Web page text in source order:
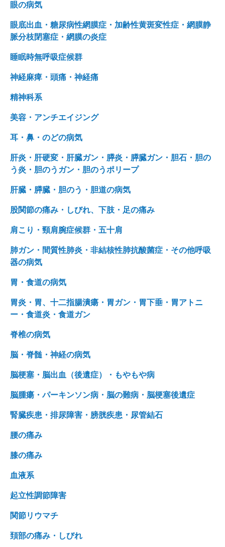
眼の病気
眼底出血・糖尿病性網膜症・加齢性黄斑変性症・網膜静
脈分枝閉塞症・網膜の炎症
睡眠時無呼吸症候群
神経麻痺・頭痛・神経痛
精神科系
美容・アンチエイジング
耳・鼻・のどの病気
肝炎・肝硬変・肝臓ガン・膵炎・膵臓ガン・胆石・胆の
う炎・胆のうガン・胆のうポリープ
肝臓・膵臓・胆のう・胆道の病気
股関節の痛み・しびれ、下肢・足の痛み
肩こり・頸肩腕症候群・五十肩
肺ガン・間質性肺炎・非結核性肺抗酸菌症・その他呼吸
器の病気
胃・食道の病気
胃炎・胃、十二指腸潰瘍・胃ガン・胃下垂・胃アトニ
ー・食道炎・食道ガン
脊椎の病気
脳・脊髄・神経の病気
脳梗塞・脳出血（後遺症）・もやもや病
脳腫瘍・パーキンソン病・脳の難病・脳梗塞後遺症
腎臓疾患・排尿障害・膀胱疾患・尿管結石
腰の痛み
膝の痛み
血液系
起立性調節障害
関節リウマチ
頚部の痛み・しびれ